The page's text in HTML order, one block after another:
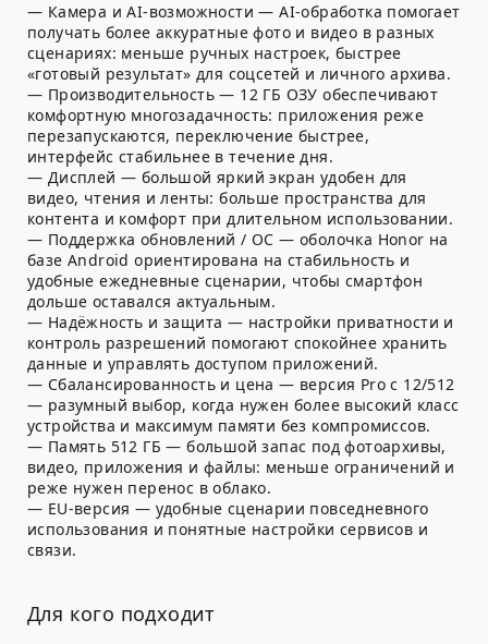
— Камера и AI-возможности — AI-обработка помогает
получать более аккуратные фото и видео в разных
сценариях: меньше ручных настроек, быстрее
«готовый результат» для соцсетей и личного архива.
— Производительность — 12 ГБ ОЗУ обеспечивают
комфортную многозадачность: приложения реже
перезапускаются, переключение быстрее,
интерфейс стабильнее в течение дня.
— Дисплей — большой яркий экран удобен для
видео, чтения и ленты: больше пространства для
контента и комфорт при длительном использовании.
— Поддержка обновлений / ОС — оболочка Honor на
базе Android ориентирована на стабильность и
удобные ежедневные сценарии, чтобы смартфон
дольше оставался актуальным.
— Надёжность и защита — настройки приватности и
контроль разрешений помогают спокойнее хранить
данные и управлять доступом приложений.
— Сбалансированность и цена — версия Pro с 12/512
— разумный выбор, когда нужен более высокий класс
устройства и максимум памяти без компромиссов.
— Память 512 ГБ — большой запас под фотоархивы,
видео, приложения и файлы: меньше ограничений и
реже нужен перенос в облако.
— EU-версия — удобные сценарии повседневного
использования и понятные настройки сервисов и
связи.
Для кого подходит